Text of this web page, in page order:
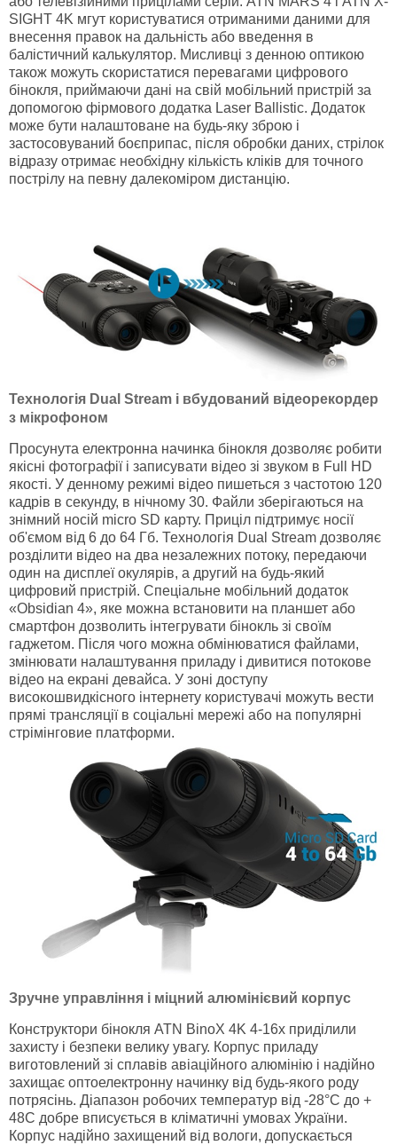
SIGHT 4K мгут користуватися отриманими даними для
внесення правок на дальність або введення в
балістичний калькулятор. Мисливці з денною оптикою
також можуть скористатися перевагами цифрового
бінокля, приймаючи дані на свій мобільний пристрій за
допомогою фірмового додатка Laser Ballistic. Додаток
може бути налаштоване на будь-яку зброю і
застосовуваний боєприпас, після обробки даних, стрілок
відразу отримає необхідну кількість кліків для точного
пострілу на певну далекоміром дистанцію.
Технологія Dual Stream і вбудований відеорекордер
з мікрофоном
Просунута електронна начинка бінокля дозволяє робити
якісні фотографії і записувати відео зі звуком в Full HD
якості. У денному режимі відео пишеться з частотою 120
кадрів в секунду, в нічному 30. Файли зберігаються на
знімний носій micro SD карту. Приціл підтримує носії
об'ємом від 6 до 64 Гб. Технологія Dual Stream дозволяє
розділити відео на два незалежних потоку, передаючи
один на дисплеї окулярів, а другий на будь-який
цифровий пристрій. Спеціальне мобільний додаток
«Obsidian 4», яке можна встановити на планшет або
смартфон дозволить інтегрувати бінокль зі своїм
гаджетом. Після чого можна обмінюватися файлами,
змінювати налаштування приладу і дивитися потокове
відео на екрані девайса. У зоні доступу
високошвидкісного інтернету користувачі можуть вести
прямі трансляції в соціальні мережі або на популярні
стрімінговие платформи.
Зручне управління і міцний алюмінієвий корпус
Конструктори бінокля ATN BinoX 4K 4-16x приділили
захисту і безпеки велику увагу. Корпус приладу
виготовлений зі сплавів авіаційного алюмінію і надійно
захищає оптоелектронну начинку від будь-якого роду
потрясінь. Діапазон робочих температур від -28°C до +
48С добре вписується в кліматичні умовах України.
Корпус надійно захищений від вологи, допускається